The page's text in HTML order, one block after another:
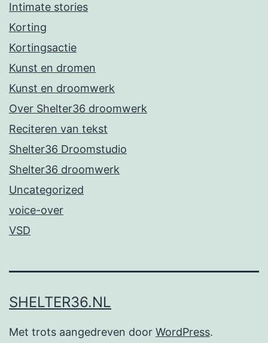
Intimate stories
Korting
Kortingsactie
Kunst en dromen
Kunst en droomwerk
Over Shelter36 droomwerk
Reciteren van tekst
Shelter36 Droomstudio
Shelter36 droomwerk
Uncategorized
voice-over
VSD
SHELTER36.NL
Met trots aangedreven door WordPress.